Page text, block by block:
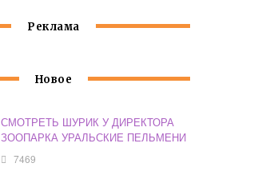
Реклама
Новое
СМОТРЕТЬ ШУРИК У ДИРЕКТОРА
ЗООПАРКА УРАЛЬСКИЕ ПЕЛЬМЕНИ
7469